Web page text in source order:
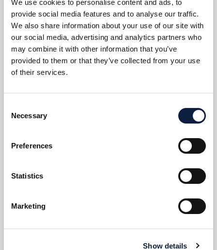
We use cookies to personalise content and ads, to
provide social media features and to analyse our traffic.
We also share information about your use of our site with
our social media, advertising and analytics partners who
may combine it with other information that you’ve
provided to them or that they’ve collected from your use
of their services.
Selection
Necessary
Preferences
Statistics
Marketing
Show details
GRATIS ANDEL ved kjøp av valgfri
bolig – “Fuglen er fløyet” kampanje!
Les mer